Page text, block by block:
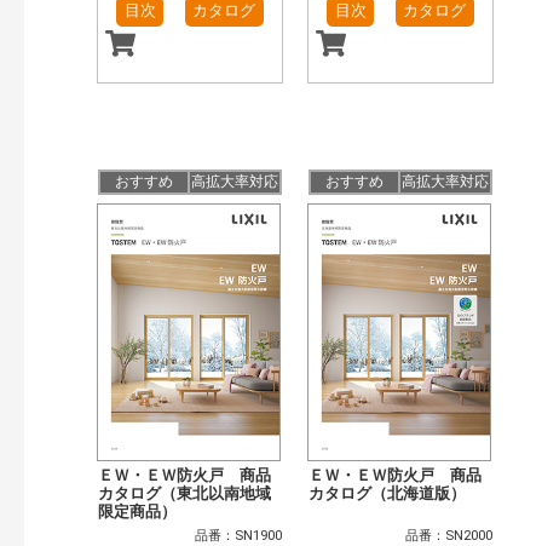
目次 カタログ 目次 カタログ
おすすめ 高拡大率対応
ＥＷ・ＥＷ防火戸 商品
カタログ（東北以南地域
限定商品）
品番：SN1900
おすすめ 高拡大率対応
ＥＷ・ＥＷ防火戸 商品
カタログ（北海道版）
品番：SN2000